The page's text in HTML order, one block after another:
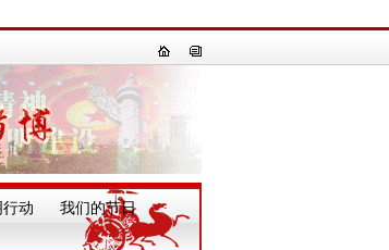
行动 我们的节日 一